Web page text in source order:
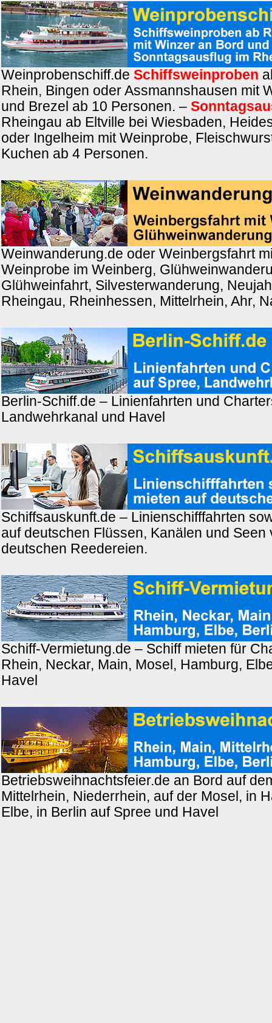
Weinprobenschiff.de Schiffsweinproben
Rhein, Bingen oder Assmannshausen mit
und Brezel ab 10 Personen. –
Rheingau ab Eltville bei Wiesbaden,
oder Ingelheim mit Weinprobe,
Kuchen ab 4 Personen.
Weinwanderung.de oder Weinbergsfahrt
Weinprobe im Weinberg,
Glühweinfahrt, Silvesterwanderung,
Rheingau, Rheinhessen, Mittelrhein, Ahr,
Berlin-Schiff.de – Linienfahrten und
Landwehrkanal und Havel
Schiffsauskunft.de – Linienschifffahrten
auf deutschen Flüssen, Kanälen und Seen
deutschen Reedereien.
Schiff-Vermietung.de – Schiff mieten für
Rhein, Neckar, Main, Mosel, Hamburg,
Havel
Betriebsweihnachtsfeier.de an Bord auf
Mittelrhein, Niederrhein, auf der Mosel, in
Elbe, in Berlin auf Spree und Havel